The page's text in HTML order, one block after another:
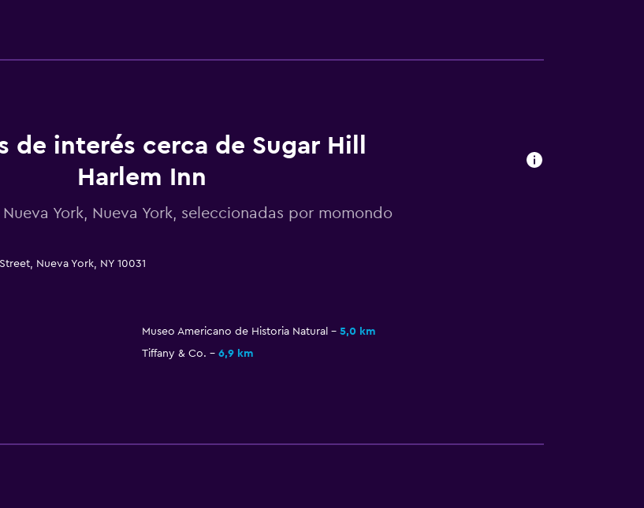
de interés cerca de Sugar Hill
Harlem Inn
York, Nueva York, seleccionadas por momondo
Nueva York, NY 10031
Museo Americano de Historia Natural
5,0 km
Tiffany & Co.
6,9 km